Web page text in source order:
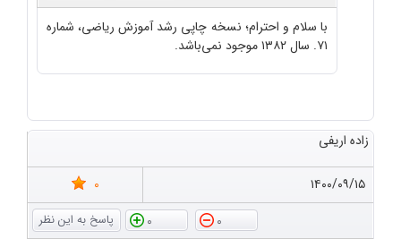
با سلام و احترام؛ نسخه چاپی رشد آموزش ریاضی، شماره
۷۱. سال ۱۳۸۲ موجود نمی‌باشد.
زاده اریفی
۱۴۰۰/۰۹/۱۵
0
0
0